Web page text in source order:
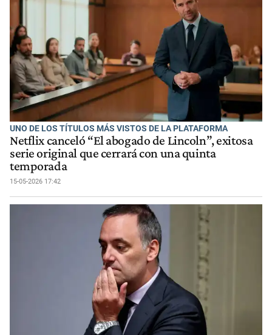
UNO DE LOS TÍTULOS MÁS VISTOS DE LA PLATAFORMA
Netflix canceló “El abogado de Lincoln”, exitosa
serie original que cerrará con una quinta
temporada
15-05-2026 17:42